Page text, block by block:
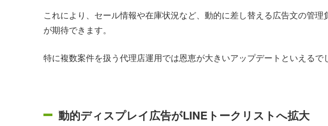
これにより、セール情報や在庫状況など、動的に差し替える広告文の管
が期待できます。
特に複数案件を扱う代理店運用では恩恵が大きいアップデートといえるで
動的ディスプレイ広告がLINEトークリストへ拡大